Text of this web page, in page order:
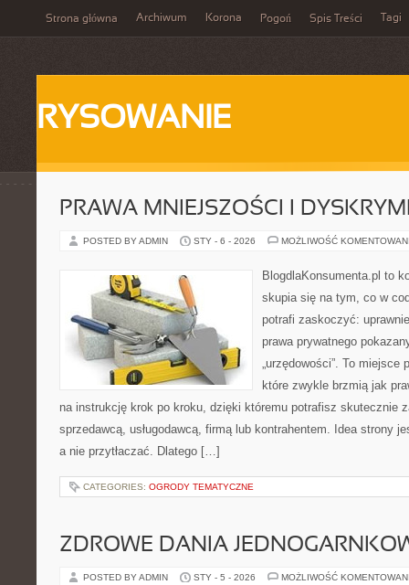
Strona główna Archiwum Korona Pogoń Spis Treści Tagi
RYSOWANIE
PRAWA MNIEJSZOŚCI I
POSTED BY ADMIN STY - 6 - 2026 MOŻLIWOŚĆ
BlogdlaKonsumenta.pl to
skupia się na tym, co w
potrafi zaskoczyć:
prawa prywatnego
„urzędowości”. To miejsce
które zwykle brzmią jak
na instrukcję krok po kroku, dzięki któremu potrafisz skutecznie
sprzedawcą, usługodawcą, firmą lub kontrahentem. Idea strony
a nie przytłaczać. Dlatego […]
CATEGORIES: OGRODY TEMATYCZNE
ZDROWE DANIA
POSTED BY ADMIN STY - 5 - 2026 MOŻLIWOŚĆ